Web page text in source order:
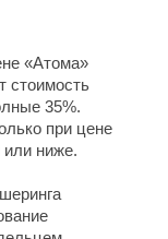
«Атома»
стоимость
35%.
при цене
или ниже.